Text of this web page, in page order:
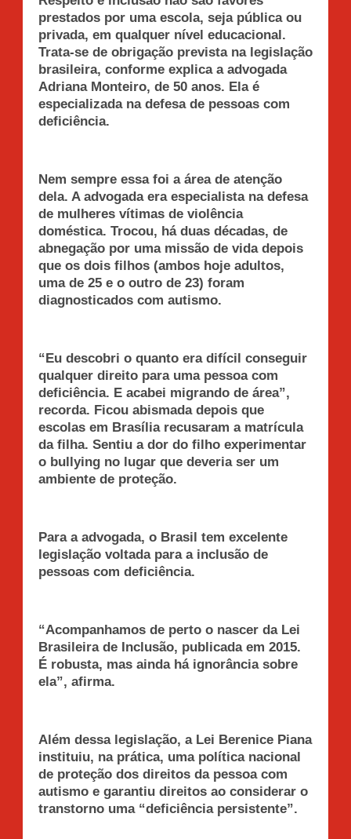
prestados por uma escola, seja pública ou
privada, em qualquer nível educacional.
Trata-se de obrigação prevista na legislação
brasileira, conforme explica a advogada
Adriana Monteiro, de 50 anos. Ela é
especializada na defesa de pessoas com
deficiência.
Nem sempre essa foi a área de atenção
dela. A advogada era especialista na defesa
de mulheres vítimas de violência
doméstica. Trocou, há duas décadas, de
abnegação por uma missão de vida depois
que os dois filhos (ambos hoje adultos,
uma de 25 e o outro de 23) foram
diagnosticados com autismo.
“Eu descobri o quanto era difícil conseguir
qualquer direito para uma pessoa com
deficiência. E acabei migrando de área”,
recorda. Ficou abismada depois que
escolas em Brasília recusaram a matrícula
da filha. Sentiu a dor do filho experimentar
o bullying no lugar que deveria ser um
ambiente de proteção.
Para a advogada, o Brasil tem excelente
legislação voltada para a inclusão de
pessoas com deficiência.
“Acompanhamos de perto o nascer da Lei
Brasileira de Inclusão, publicada em 2015.
É robusta, mas ainda há ignorância sobre
ela”, afirma.
Além dessa legislação, a Lei Berenice Piana
instituiu, na prática, uma política nacional
de proteção dos direitos da pessoa com
autismo e garantiu direitos ao considerar o
transtorno uma “deficiência persistente”.